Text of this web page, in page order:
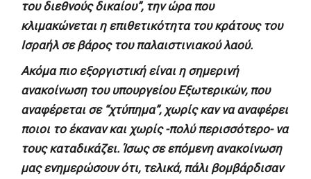
του διεθνούς δικαίου”, την ώρα που
κλιμακώνεται η επιθετικότητα του κράτους του
Ισραήλ σε βάρος του παλαιστινιακού λαού.
Ακόμα πιο εξοργιστική είναι η σημερινή
ανακοίνωση του υπουργείου Εξωτερικών, που
αναφέρεται σε “χτύπημα”, χωρίς καν να αναφέρει
ποιοι το έκαναν και χωρίς -πολύ περισσότερο- να
τους καταδικάζει. Ίσως σε επόμενη ανακοίνωση
μας ενημερώσουν ότι, τελικά, πάλι βομβάρδισαν